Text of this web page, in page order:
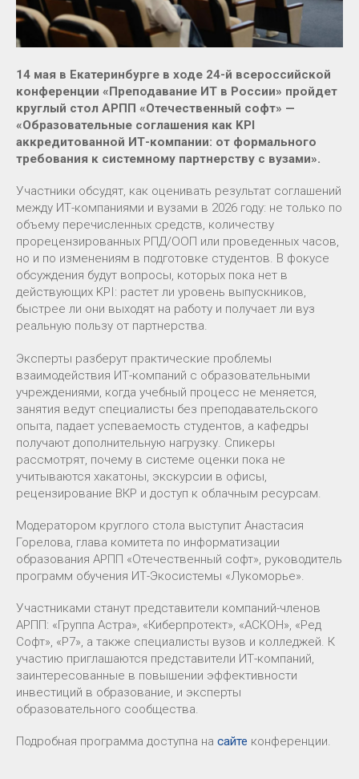
14 мая в Екатеринбурге в ходе 24-й всероссийской
конференции «Преподавание ИТ в России» пройдет
круглый стол АРПП «Отечественный софт» —
«Образовательные соглашения как KPI
аккредитованной ИТ-компании: от формального
требования к системному партнерству с вузами».
Участники обсудят, как оценивать результат соглашений
между ИТ-компаниями и вузами в 2026 году: не только по
объему перечисленных средств, количеству
прорецензированных РПД/ООП или проведенных часов,
но и по изменениям в подготовке студентов. В фокусе
обсуждения будут вопросы, которых пока нет в
действующих KPI: растет ли уровень выпускников,
быстрее ли они выходят на работу и получает ли вуз
реальную пользу от партнерства.
Эксперты разберут практические проблемы
взаимодействия ИТ-компаний с образовательными
учреждениями, когда учебный процесс не меняется,
занятия ведут специалисты без преподавательского
опыта, падает успеваемость студентов, а кафедры
получают дополнительную нагрузку. Спикеры
рассмотрят, почему в системе оценки пока не
учитываются хакатоны, экскурсии в офисы,
рецензирование ВКР и доступ к облачным ресурсам.
Модератором круглого стола выступит Анастасия
Горелова, глава комитета по информатизации
образования АРПП «Отечественный софт», руководитель
программ обучения ИТ-Экосистемы «Лукоморье».
Участниками станут представители компаний-членов
АРПП: «Группа Астра», «Киберпротект», «АСКОН», «Ред
Софт», «Р7», а также специалисты вузов и колледжей. К
участию приглашаются представители ИТ-компаний,
заинтересованные в повышении эффективности
инвестиций в образование, и эксперты
образовательного сообщества.
Подробная программа доступна на сайте конференции.